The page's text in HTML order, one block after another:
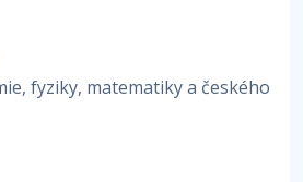
fyziky, matematiky a českého